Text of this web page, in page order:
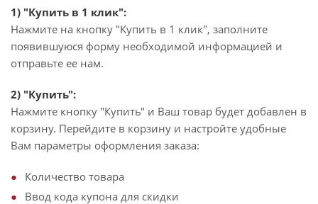
1) "Купить в 1 клик":
Нажмите на кнопку "Купить в 1 клик", заполните
появившуюся форму необходимой информацией и
отправьте ее нам.
2) "Купить":
Нажмите кнопку "Купить" и Ваш товар будет добавлен в
корзину. Перейдите в корзину и настройте удобные
Вам параметры оформления заказа:
Количество товара
Ввод кода купона для скидки